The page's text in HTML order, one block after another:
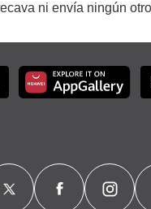
ni envía ningún